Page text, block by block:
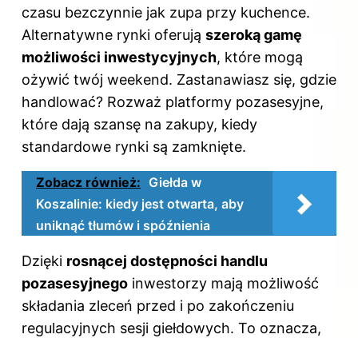
czasu bezczynnie jak zupa przy kuchence.
Alternatywne rynki oferują szeroką gamę
możliwości inwestycyjnych, które mogą
ożywić twój weekend. Zastanawiasz się, gdzie
handlować? Rozważ platformy pozasesyjne,
które dają szansę na zakupy, kiedy
standardowe rynki są zamknięte.
Zobacz również: Giełda w
Koszalinie: kiedy jest otwarta, aby
uniknąć tłumów i spóźnienia
Dzięki rosnącej dostępności handlu
pozasesyjnego inwestorzy mają możliwość
składania zleceń przed i po zakończeniu
regulacyjnych sesji giełdowych. To oznacza,